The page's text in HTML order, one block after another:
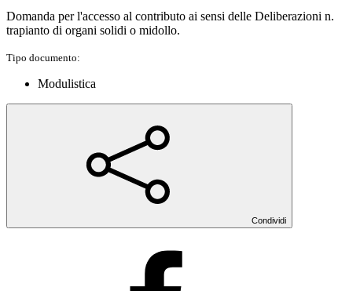
Domanda per l'accesso al contributo ai sensi delle Deliberazioni
trapianto di organi solidi o midollo.
Tipo documento:
Modulistica
Condividi